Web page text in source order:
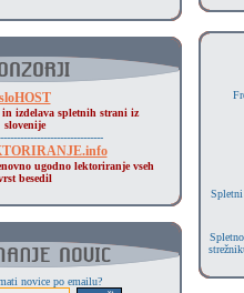
sloHOST
in izdelava spletnih strani iz
slovenije
ugodno lektoriranje vseh
besedil
novice po emailu?
Spletni